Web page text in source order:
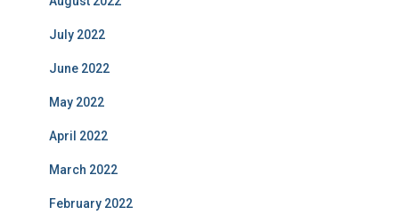
July 2022
June 2022
May 2022
April 2022
March 2022
February 2022